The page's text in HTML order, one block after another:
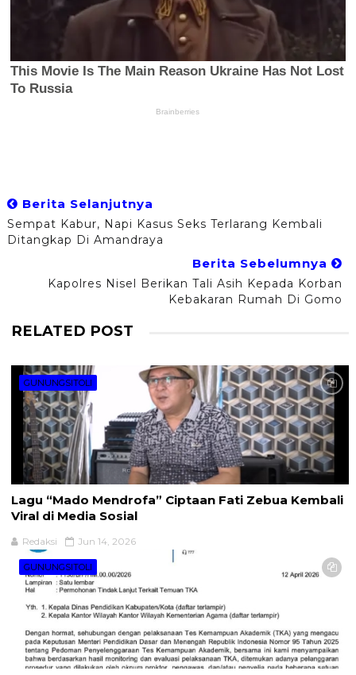
Berita Selanjutnya
Sempat Kabur, Napi Kasus Seks Terlarang Kembali
Ditangkap Di Amandraya
Berita Sebelumnya
Kapolres Nisel Berikan Tali Asih Kepada Korban
Kebakaran Rumah Di Gomo
RELATED POST
GUNUNGSITOLI
Lagu “Mado Mendrofa” Ciptaan Fati Zebua Kembali
Viral di Media Sosial
Redaksi Jun 14, 2026
GUNUNGSITOLI